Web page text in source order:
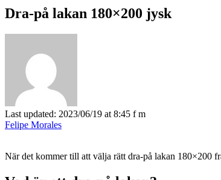
Dra-på lakan 180×200 jysk
Last updated: 2023/06/19 at 8:45 f m
Felipe Morales
När det kommer till att välja rätt dra-på lakan 180×200